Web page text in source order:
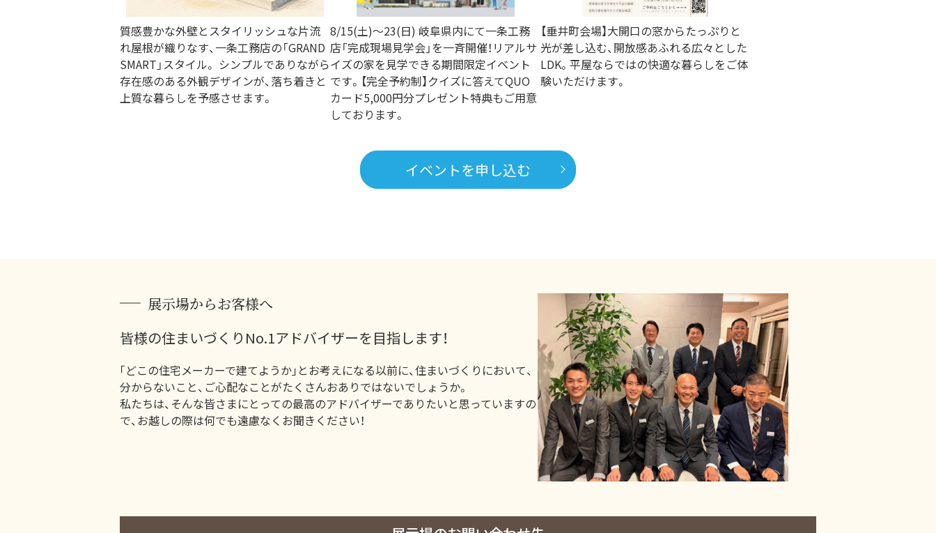
質感豊かな外壁とスタイリッシュな片流
れ屋根が織りなす、一条工務店の「GRAND
SMART」スタイル。 シンプルでありながら
存在感のある外観デザインが、落ち着きと
上質な暮らしを予感させます。
8/15(土)〜23(日) 岐阜県内にて一条工務
店「完成現場見学会」を一斉開催！リアルサ
イズの家を見学できる期間限定イベント
です。【完全予約制】クイズに答えてQUO
カード5,000円分プレゼント特典もご用意
しております。
【垂井町会場】大開口の窓からたっぷりと
光が差し込む、開放感あふれる広々とした
LDK。平屋ならではの快適な暮らしをご体
験いただけます。
イベントを申し込む
展示場からお客様へ
皆様の住まいづくりNo.1アドバイザーを目指します！
｢どこの住宅メーカーで建てようか｣とお考えになる以前に、住まいづくりにおいて、
分からないこと、ご心配なことがたくさんおありではないでしょうか。
私たちは、そんな皆さまにとっての最高のアドバイザーでありたいと思っていますの
で、お越しの際は何でも遠慮なくお聞きください！